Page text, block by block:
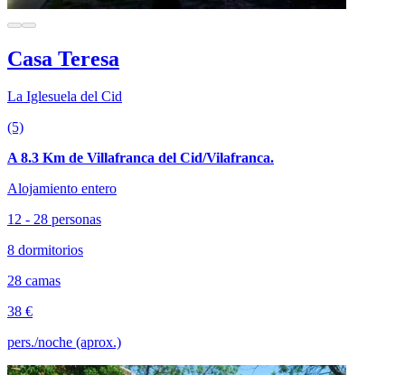
Casa Teresa
La Iglesuela del Cid
(5)
A 8.3 Km de Villafranca del Cid/Vilafranca.
Alojamiento entero
12 - 28 personas
8 dormitorios
28 camas
38 €
pers./noche (aprox.)